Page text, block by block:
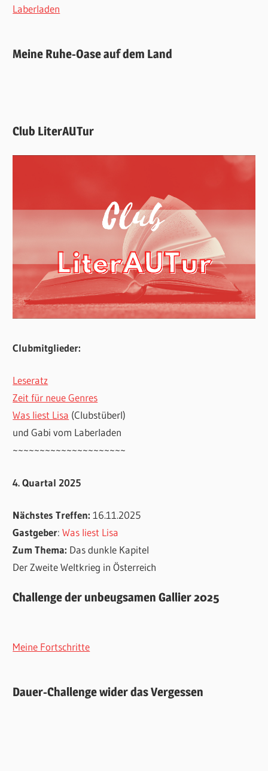
Laberladen
Meine Ruhe-Oase auf dem Land
Club LiterAUTur
Clubmitglieder:
Leseratz
Zeit für neue Genres
Was liest Lisa (Clubstüberl)
und Gabi vom Laberladen
~~~~~~~~~~~~~~~~~~~~~
4. Quartal 2025
Nächstes Treffen:16.11.2025
Gastgeber:Was liest Lisa
Zum Thema: Das dunkle Kapitel
Der Zweite Weltkrieg in Österreich
Challenge der unbeugsamen Gallier 2025
Meine Fortschritte
Dauer-Challenge wider das Vergessen